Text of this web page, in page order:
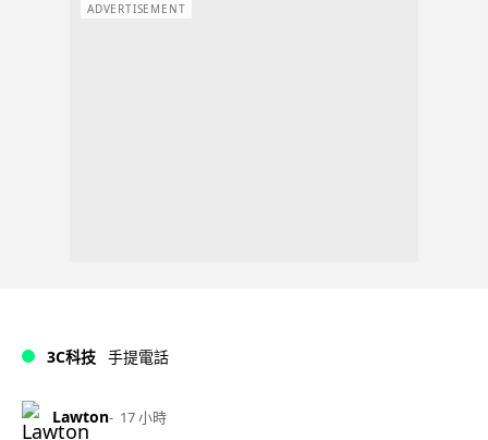
ADVERTISEMENT
3C科技 手提電話
Lawton 17 小時